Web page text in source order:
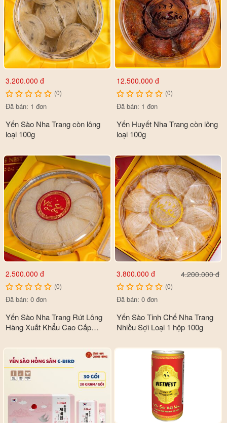
3.200.000 đ
(0)
Đã bán: 1 đơn
Yến Sào Nha Trang còn lông
loại 100g
12.500.000 đ
(0)
Đã bán: 1 đơn
Yến Huyết Nha Trang còn lông
loại 100g
2.500.000 đ
(0)
Đã bán: 0 đơn
Yến Sào Nha Trang Rút Lông
Hàng Xuất Khẩu Cao Cấp
3.800.000 đ 4.200.000 đ
(0)
Đã bán: 0 đơn
Yến Sào Tinh Chế Nha Trang
Nhiều Sợi Loại 1 hộp 100g